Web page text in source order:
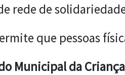
rede de
que pessoas
Municipal da